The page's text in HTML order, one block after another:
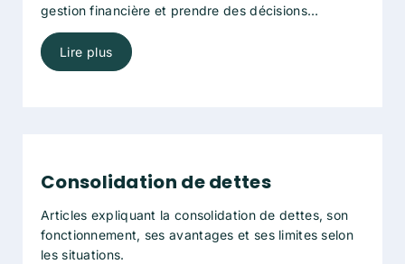
gestion financière et prendre des décisions
éclairées.
Lire plus
Consolidation de dettes
Articles expliquant la consolidation de dettes, son
fonctionnement, ses avantages et ses limites selon
les situations.